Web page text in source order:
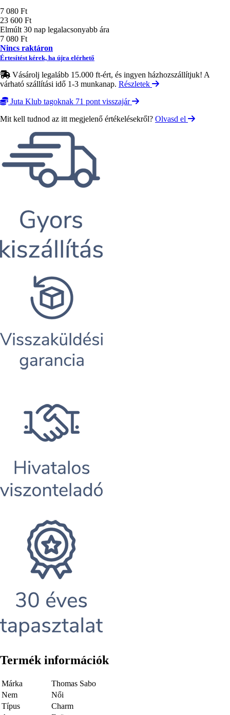
Ár
7 080 Ft
23 600 Ft
Elmúlt 30 nap legalacsonyabb ára
7 080 Ft
Nincs raktáron
Értesítést kérek, ha újra elérhető
Vásárolj legalább 15.000 ft-ért, és ingyen házhozszállítjuk! A
várható szállítási idő 1-3 munkanap. Részletek
Juta Klub tagoknak 71 pont visszajár
Mit kell tudnod az itt megjelenő értékelésekről? Olvasd el
Termék információk
Márka
Thomas Sabo
Nem
Női
Típus
Charm